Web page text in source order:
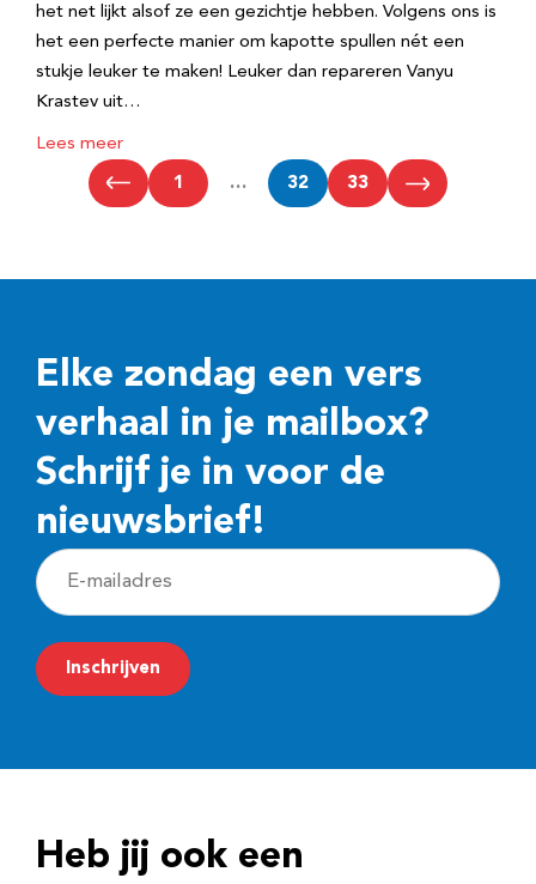
het net lijkt alsof ze een gezichtje hebben. Volgens ons is
het een perfecte manier om kapotte spullen nét een
stukje leuker te maken! Leuker dan repareren Vanyu
Krastev uit…
Lees meer
1 … 32 33
Elke zondag een vers
verhaal in je mailbox?
Schrijf je in voor de
nieuwsbrief!
E
-
m
a
r
Inschrijven
Heb jij ook een